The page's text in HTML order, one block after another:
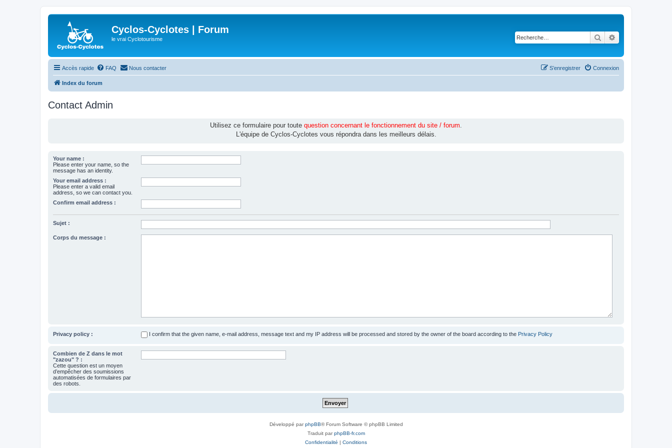
Cyclos-Cyclotes | Forum
le vrai Cyclotourisme Rechercher
Accès rapide FAQ Nous contacter Connexion
S’enregistrer
Index du forum
Contact Admin
Utilisez ce formulaire pour toute question concernant le fonctionnement du site / forum.
L'équipe de Cyclos-Cyclotes vous répondra dans les meilleurs délais.
Your name :
Please enter your name, so the
message has an identity.
Your email address :
Please enter a valid email
address, so we can contact you.
Confirm email address :
Sujet :
Corps du message :
Privacy policy : I confirm that the given name, e-mail address, message text and my IP address will be processed and stored by the owner of the board according to the Privacy Policy
Combien de Z dans le mot
"zazou" ? :
Cette question est un moyen
d’empêcher des soumissions
automatisées de formulaires par
des robots.
Développé parphpBB® Forum Software © phpBB Limited
Traduit parphpBB-fr.com
Confidentialité | Conditions